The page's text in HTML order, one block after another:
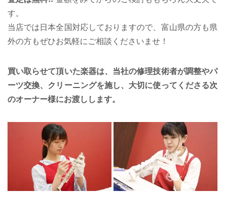
す。
当店では日本全国対応しておりますので、富山県の方も県
外の方もぜひお気軽にご相談くださいませ！
買い取らせて頂いた楽器は、当社の修理技術者が調整やパ
ーツ交換、クリーニングを施し、大切に使ってくださる次
のオーナー様にお渡しします。